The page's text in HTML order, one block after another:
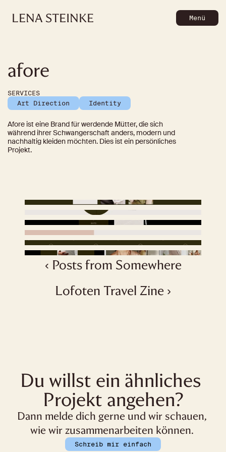
SERVICES
Art Direction
Identity
Afore ist eine Brand für werdende Mütter, die sich
während ihrer Schwangerschaft anders, modern und
nachhaltig kleiden möchten. Dies ist ein persönliches
Projekt.
afore
‹ Posts from Somewhere
Lofoten Travel Zine ›
Du willst ein ähnliches
Projekt angehen?
Dann melde dich gerne und wir schauen,
wie wir zusammenarbeiten können.
Schreib mir einfach
LENA STEINKE Menü